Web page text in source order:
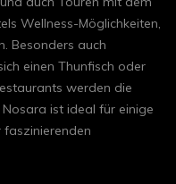
Wellness-Möglichkeiten,
Besonders auch
einen Thunfisch oder
werden die
ist ideal für einige
faszinierenden